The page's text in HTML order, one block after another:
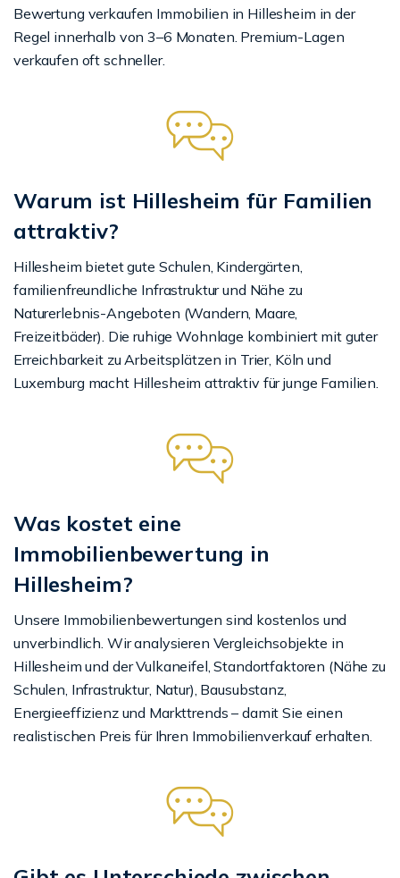
Bewertung verkaufen Immobilien in Hillesheim in der
Regel innerhalb von 3–6 Monaten. Premium-Lagen
verkaufen oft schneller.
Warum ist Hillesheim für Familien
attraktiv?
Hillesheim bietet gute Schulen, Kindergärten,
familienfreundliche Infrastruktur und Nähe zu
Naturerlebnis-Angeboten (Wandern, Maare,
Freizeitbäder). Die ruhige Wohnlage kombiniert mit guter
Erreichbarkeit zu Arbeitsplätzen in Trier, Köln und
Luxemburg macht Hillesheim attraktiv für junge Familien.
Was kostet eine
Immobilienbewertung in
Hillesheim?
Unsere Immobilienbewertungen sind kostenlos und
unverbindlich. Wir analysieren Vergleichsobjekte in
Hillesheim und der Vulkaneifel, Standortfaktoren (Nähe zu
Schulen, Infrastruktur, Natur), Bausubstanz,
Energieeffizienz und Markttrends – damit Sie einen
realistischen Preis für Ihren Immobilienverkauf erhalten.